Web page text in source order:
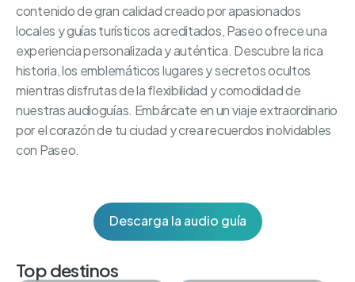
contenido de gran calidad creado por apasionados
locales y guías turísticos acreditados, Paseo ofrece una
experiencia personalizada y auténtica. Descubre la rica
historia, los emblemáticos lugares y secretos ocultos
mientras disfrutas de la flexibilidad y comodidad de
nuestras audioguías. Embárcate en un viaje extraordinario
por el corazón de tu ciudad y crea recuerdos inolvidables
con Paseo.
Descarga la audio guía
Top destinos